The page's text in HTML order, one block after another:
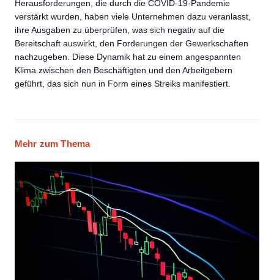
Herausforderungen, die durch die COVID-19-Pandemie
verstärkt wurden, haben viele Unternehmen dazu veranlasst,
ihre Ausgaben zu überprüfen, was sich negativ auf die
Bereitschaft auswirkt, den Forderungen der Gewerkschaften
nachzugeben. Diese Dynamik hat zu einem angespannten
Klima zwischen den Beschäftigten und den Arbeitgebern
geführt, das sich nun in Form eines Streiks manifestiert.
Mehr zum Thema